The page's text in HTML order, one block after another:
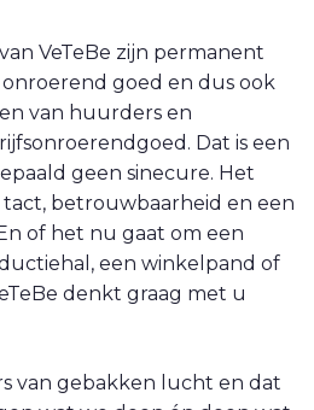
VeTeBe zijn permanent
goed en dus ook
van huurders en
Dat is een
geen sinecure. Het
betrouwbaarheid en een
of het nu gaat om een
een winkelpand of
denkt graag met u
van gebakken lucht en dat